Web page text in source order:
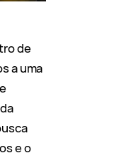
de
a uma
e o